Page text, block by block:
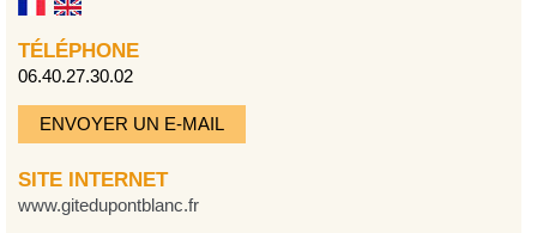
TÉLÉPHONE
06.40.27.30.02
ENVOYER UN E-MAIL
SITE INTERNET
www.gitedupontblanc.fr